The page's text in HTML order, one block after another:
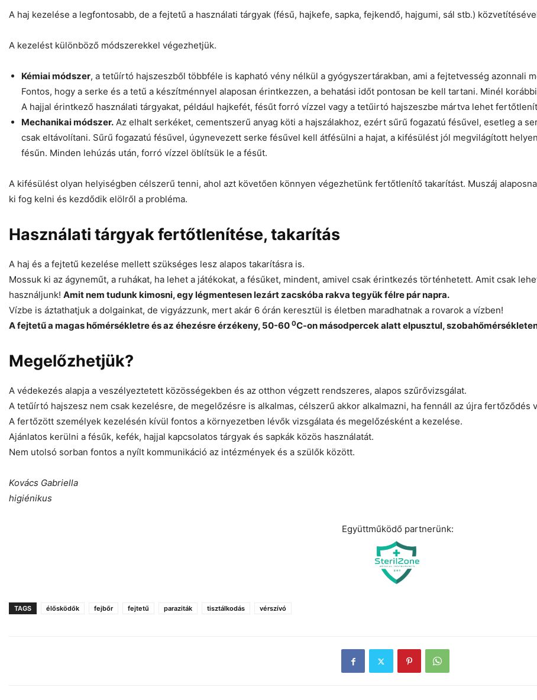
A haj kezelése a legfontosabb, de a fejtetű a használati tárgyak (fésű, hajkefe, sapka, fejkendő, hajgumi, sál stb.)
A kezelést különböző módszerekkel végezhetjük.
Kémiai módszer, a tetűírtó hajszeszből többféle is kapható vény nélkül a gyógyszertárakban, ami a fejtetvesség azonnali
Fontos, hogy a serke és a tetű a készítménnyel alaposan érintkezzen, a behatási időt pontosan be kell tartani. Minél
A hajjal érintkező használati tárgyakat, például hajkefét, fésűt forró vízzel vagy a tetűirtó hajszeszbe mártva lehet
Mechanikai módszer. Az elhalt serkéket, cementszerű anyag köti a hajszálakhoz, ezért sűrű fogazatú fésűvel, esetleg a
csak eltávolítani. Sűrű fogazatú fésűvel, úgynevezett serke fésűvel kell átfésülni a hajat, a kifésülést jól megvilágított
fésűn. Minden lehúzás után, forró vízzel öblítsük le a fésűt.
A kifésülést olyan helyiségben célszerű tenni, ahol azt követően könnyen végezhetünk fertőtlenítő takarítást. Muszáj
ki fog kelni és kezdődik elölről a probléma.
Használati tárgyak fertőtlenítése, takarítás
A haj és a fejtetű kezelése mellett szükséges lesz alapos takarításra is.
Mossuk ki az ágyneműt, a ruhákat, ha lehet a játékokat, a fésűket, mindent, amivel csak érintkezés történhetett. Amit csak
használjunk! Amit nem tudunk kimosni, egy légmentesen lezárt zacskóba rakva tegyük félre pár napra.
Vízbe is áztathatjuk a dolgainkat, de vigyázzunk, mert akár 6 órán keresztül is életben maradhatnak a rovarok a vízben!
A fejtetű a magas hőmérsékletre és az éhezésre érzékeny, 50-60 0C-on másodpercek alatt elpusztul,
Megelőzhetjük?
A védekezés alapja a veszélyeztetett közösségekben és az otthon végzett rendszeres, alapos szűrővizsgálat.
A tetűírtó hajszesz nem csak kezelésre, de megelőzésre is alkalmas, célszerű akkor alkalmazni, ha fennáll az újra fertőződés
A fertőzött személyek kezelésén kívül fontos a környezetben lévők vizsgálata és megelőzésként a kezelése.
Ajánlatos kerülni a fésűk, kefék, hajjal kapcsolatos tárgyak és sapkák közös használatát.
Nem utolsó sorban fontos a nyílt kommunikáció az intézmények és a szülők között.
Kovács Gabriella
higiénikus
Együttműködő partnerünk:
TAGS élősködők fejbőr fejtetű paraziták tisztálkodás vérszívó